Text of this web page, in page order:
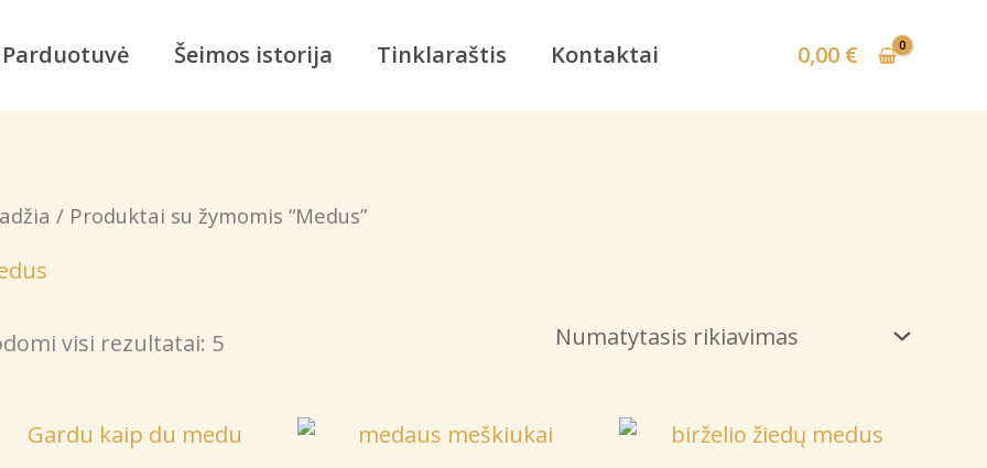
Parduotuvė Šeimos istorija Tinklaraštis Kontaktai 0,00 €
/ Produktai su žymomis “Medus”
visi rezultatai: 5